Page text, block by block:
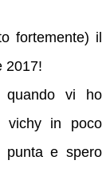
fortemente) il
2017!
quando vi ho
vichy in poco
punta e spero